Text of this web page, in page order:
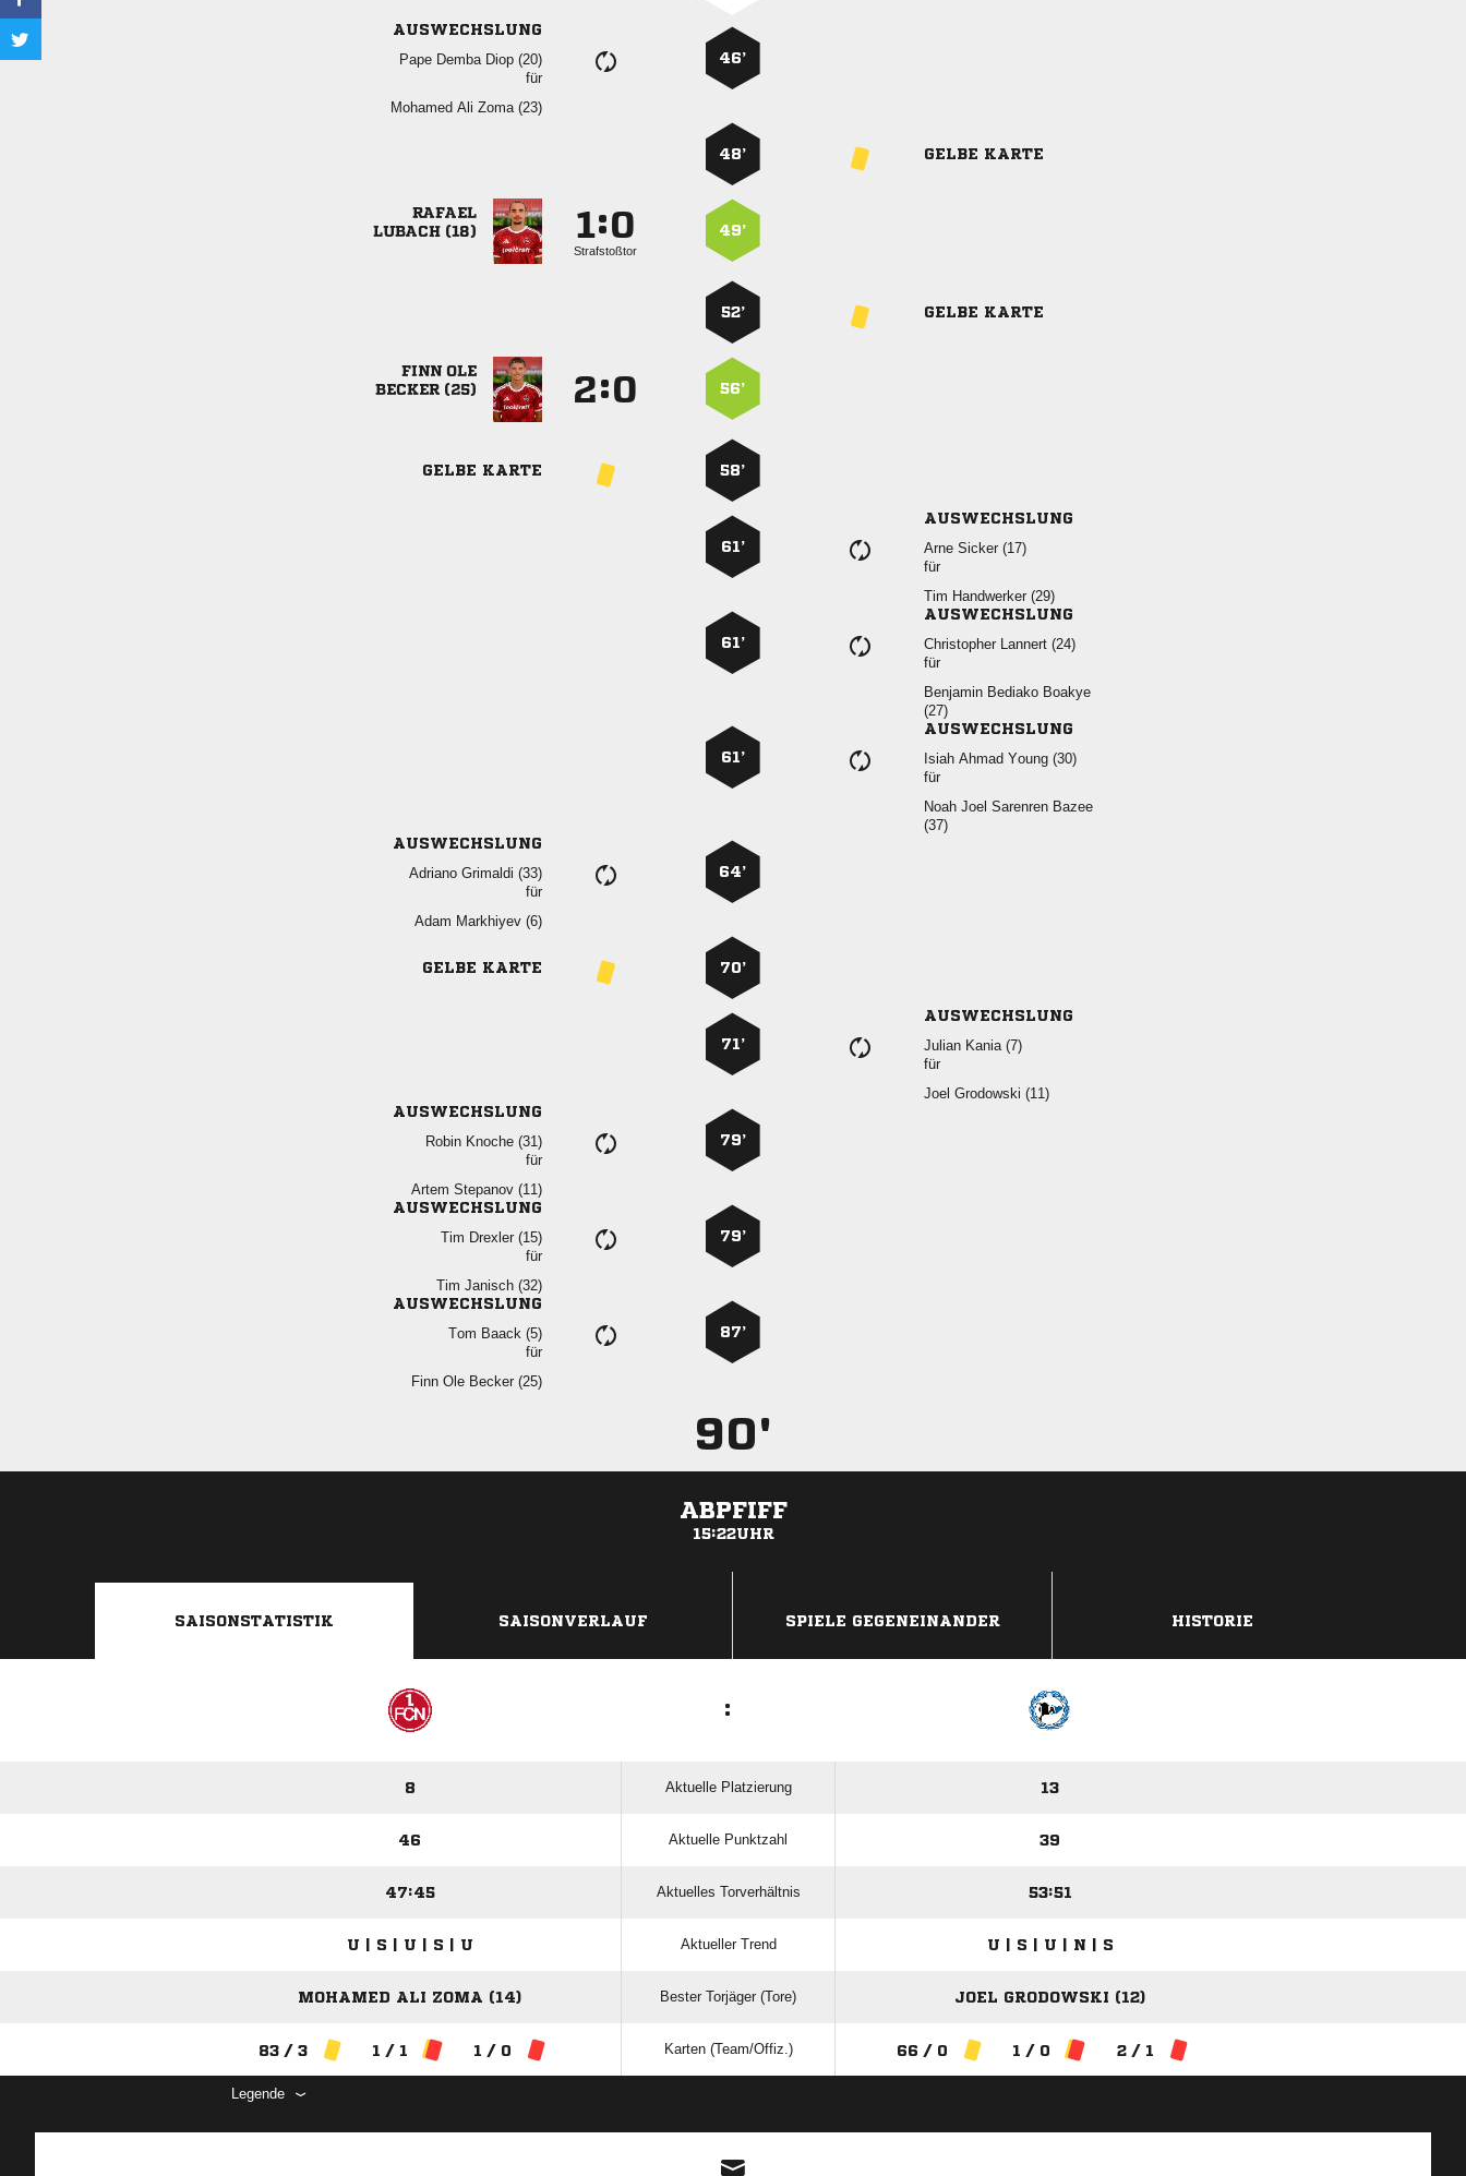
AUSWECHSLUNG
   
für
   
46’
48’ GELBE KARTE

 
:
Strafstoßtor
49’
52’ GELBE KARTE
 
 
: 56’
GELBE KARTE 58’
61’
AUSWECHSLUNG
  
für
  
61’
AUSWECHSLUNG
  
für
  

61’
AUSWECHSLUNG
   
für
   

AUSWECHSLUNG
  
für
  
64’
GELBE KARTE 70’
71’
AUSWECHSLUNG
  
für
  
AUSWECHSLUNG
  
für
  
79’
AUSWECHSLUNG
  
für
  
79’
AUSWECHSLUNG
  
für
   
87’
90'
ABPFIFF
15:22UHR
SAISONSTATISTIK SAISONVERLAUF SPIELE GEGENEINANDER HISTORIE
:
8 Aktuelle Platzierung 13
46 Aktuelle Punktzahl 39
47:45 Aktuelles Torverhältnis 53:51
U | S | U | S | U Aktueller Trend U | S | U | N | S
MOHAMED ALI ZOMA (14) Bester Torjäger (Tore) JOEL GRODOWSKI (12)
83 / 3 1 / 1 1 / 0 Karten (Team/Offiz.) 66 / 0 1 / 0 2 / 1
Legende